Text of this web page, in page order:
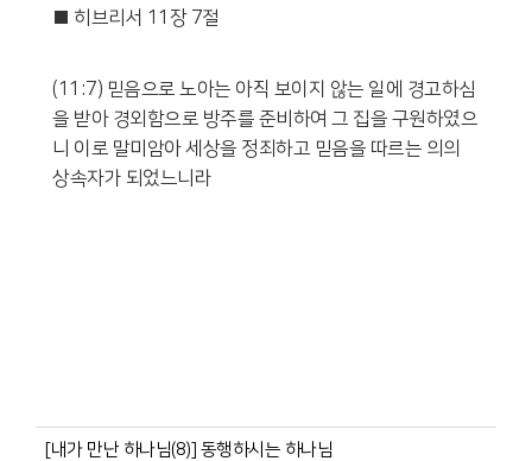
■ 히브리서 11장 7절
(11:7) 믿음으로 노아는 아직 보이지 않는 일에 경고하심
을 받아 경외함으로 방주를 준비하여 그 집을 구원하였으
니 이로 말미암아 세상을 정죄하고 믿음을 따르는 의의
상속자가 되었느니라
[내가 만난 하나님(8)] 동행하시는 하나님